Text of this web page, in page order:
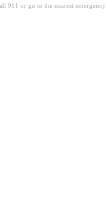
911 or go to the nearest emergency